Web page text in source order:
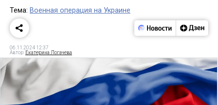
Тема: Военная операция на Украине
06.11.2024 12:37
Автор: Екатерина Логачева